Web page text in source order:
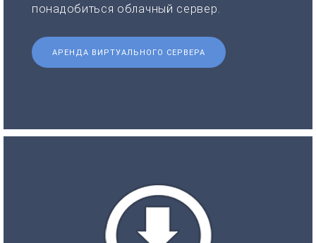
понадобиться облачный сервер.
АРЕНДА ВИРТУАЛЬНОГО СЕРВЕРА